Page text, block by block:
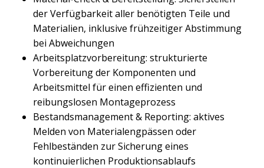
der Verfügbarkeit aller benötigten Teile und
Materialien, inklusive frühzeitiger Abstimmung
bei Abweichungen
Arbeitsplatzvorbereitung: strukturierte
Vorbereitung der Komponenten und
Arbeitsmittel für einen effizienten und
reibungslosen Montageprozess
Bestandsmanagement & Reporting: aktives
Melden von Materialengpässen oder
Fehlbeständen zur Sicherung eines
kontinuierlichen Produktionsablaufs